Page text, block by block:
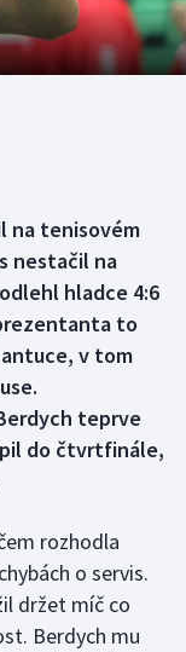
na tenisovém
nestačil na
hladce 4:6
to
v tom
teprve
do čtvrtfinále,
rozhodla
o servis.
držet míč co
Berdych mu